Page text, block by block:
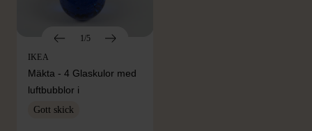
1/5
IKEA
Mäkta - 4 Glaskulor med
luftbubblor i
Gott skick